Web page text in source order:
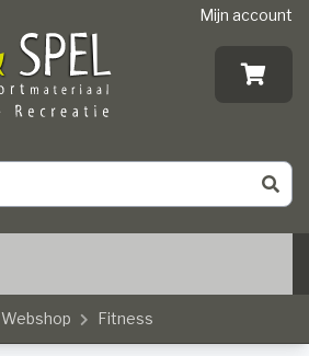
Mijn account
Webshop Fitness